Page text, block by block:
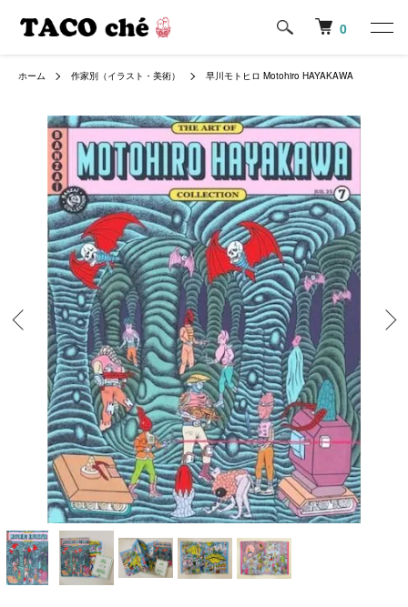
0
ホーム 作家別（イラスト・美術） 早川モトヒロ Motohiro HAYAKAWA